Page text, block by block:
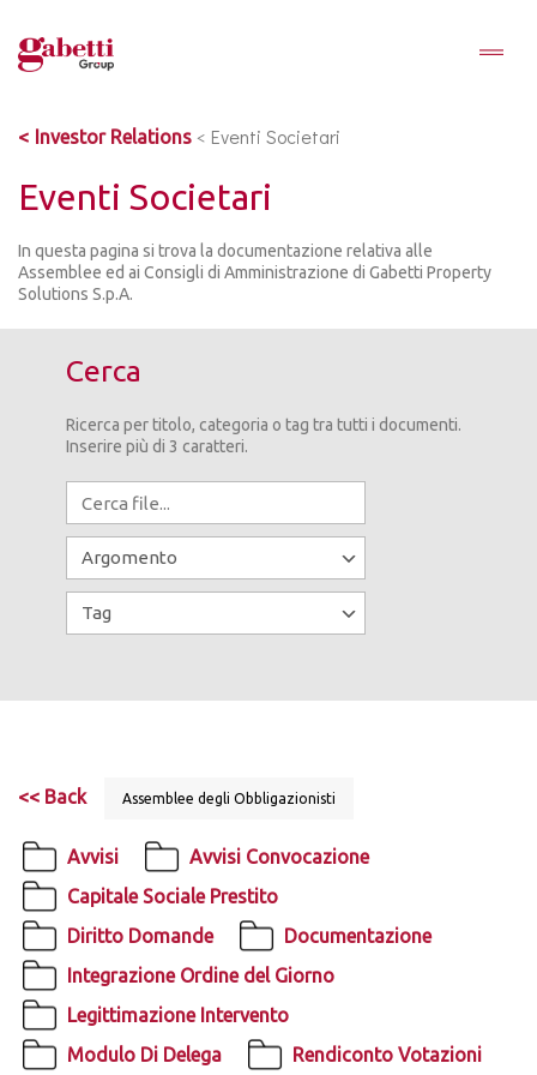
Investor Relations < Eventi Societari
Eventi Societari
In questa pagina si trova la documentazione relativa alle
Assemblee ed ai Consigli di Amministrazione di Gabetti Property
Solutions S.p.A.
Cerca
Ricerca per titolo, categoria o tag tra tutti i documenti.
Inserire più di 3 caratteri.
<< Back Assemblee degli Obbligazionisti
Avvisi
Avvisi Convocazione
Capitale Sociale Prestito
Diritto Domande
Documentazione
Integrazione Ordine del Giorno
Legittimazione Intervento
Modulo Di Delega
Rendiconto Votazioni